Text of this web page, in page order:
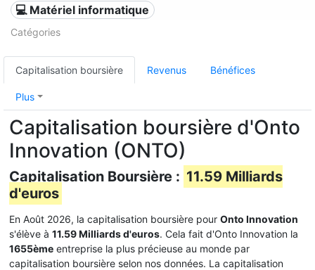
💻 Matériel informatique
Catégories
Capitalisation boursière Revenus Bénéfices
Plus
Capitalisation boursière d'Onto
Innovation (ONTO)
Capitalisation Boursière : 11.59 Milliards
d'euros
En Août 2026, la capitalisation boursière pour Onto Innovation
s'élève à 11.59 Milliards d'euros. Cela fait d'Onto Innovation la
1655ème entreprise la plus précieuse au monde par
capitalisation boursière selon nos données. La capitalisation